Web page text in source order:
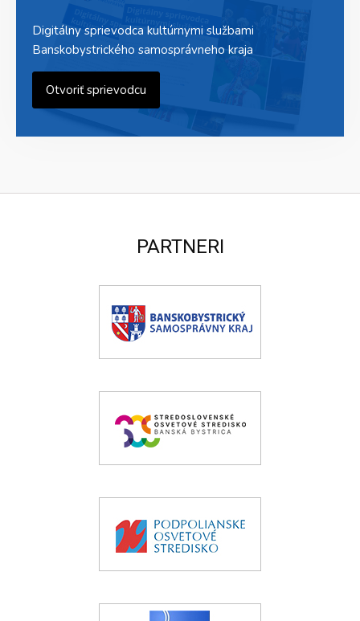
Digitálny sprievodca kultúrnymi službami
Banskobystrického samosprávneho kraja
Otvoriť sprievodcu
PARTNERI